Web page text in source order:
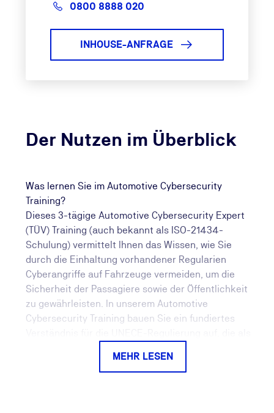
Der Nutzen im Überblick
Was lernen Sie im Automotive Cybersecurity
Training?
Dieses 3-tägige Automotive Cybersecurity Expert
(TÜV) Training (auch bekannt als ISO-21434-
Schulung) vermittelt Ihnen das Wissen, wie Sie
durch die Einhaltung vorhandener Regularien
Cyberangriffe auf Fahrzeuge vermeiden, um die
Sicherheit der Passagiere sowie der Öffentlichkeit
zu gewährleisten. In unserem Automotive
Cybersecurity Training bauen Sie ein fundiertes
Management Systems (CSMS) dienen. Anhand
MEHR LESEN
0800 8888 020
INHOUSE-ANFRAGE